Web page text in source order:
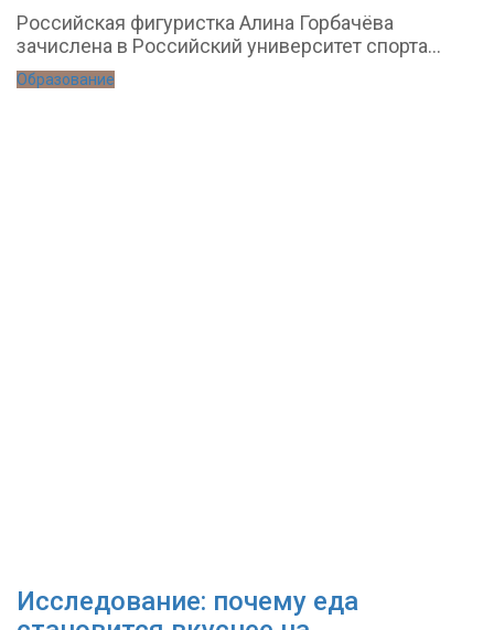
Российская фигуристка Алина Горбачёва
зачислена в Российский университет спорта...
Образование
Исследование: почему еда